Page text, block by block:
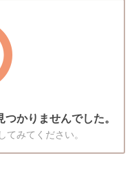
かりませんでした。
みてください。